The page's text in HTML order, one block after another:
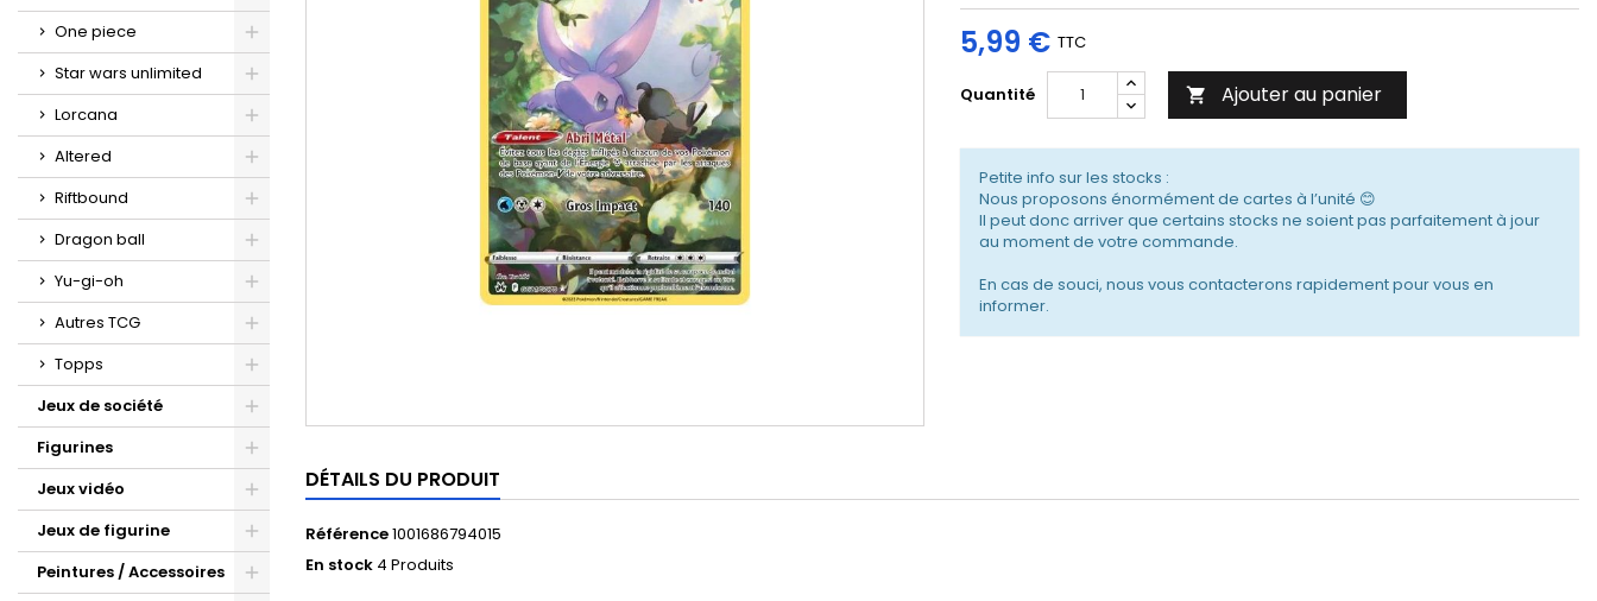
One piece
Star wars unlimited
Lorcana
Altered
Riftbound
Dragon ball
Yu-gi-oh
Autres TCG
Topps
Jeux de société
Figurines
Jeux vidéo
Jeux de figurine
Peintures / Accessoires
5,99 € TTC
Quantité  Ajouter au panier
Petite info sur les stocks :
Nous proposons énormément de cartes à l’unité 😊
Il peut donc arriver que certains stocks ne soient pas parfaitement à jour
au moment de votre commande.
En cas de souci, nous vous contacterons rapidement pour vous en
informer.
DÉTAILS DU PRODUIT
Référence1001686794015
En stock 4 Produits